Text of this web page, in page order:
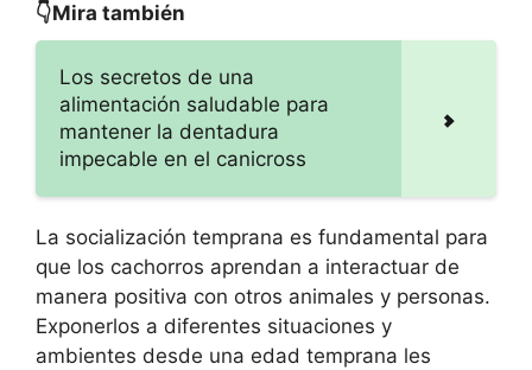
👇Mira también
Los secretos de una
alimentación saludable para
mantener la dentadura
impecable en el canicross
La socialización temprana es fundamental para
que los cachorros aprendan a interactuar de
manera positiva con otros animales y personas.
Exponerlos a diferentes situaciones y
ambientes desde una edad temprana les